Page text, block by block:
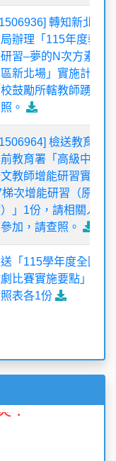
轉知新北市
辦理「115年度教師
習–夢的N次方素養
新北場」實施計畫1
鼓勵所轄教師踴躍
。
檢送教育部
教育署「高級中等
教師增能研習實施
梯次增能研習（原住
」1份，請相關人員
加，請查照。
「115學年度全國學
比賽實施要點」及
表各1份
。
住。
住。
趴下！ 趴下！
穩住！ 穩住！
通後再按4
！